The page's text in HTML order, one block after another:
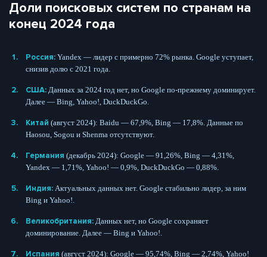
Доли поисковых систем по странам на
конец 2024 года
Россия: Yandex — лидер с примерно 72% рынка. Google уступает,
снизив долю с 2021 года.
США: Данных за 2024 год нет, но Google по-прежнему доминирует.
Далее — Bing, Yahoo!, DuckDuckGo.
Китай (август 2024): Baidu — 67,9%, Bing — 17,8%. Данные по
Haosou, Sogou и Shenma отсутствуют.
Германия (декабрь 2024): Google — 91,26%, Bing — 4,31%,
Yandex — 1,71%, Yahoo! — 0,9%, DuckDuckGo — 0,88%.
Индия: Актуальных данных нет. Google стабильно лидер, за ним
Bing и Yahoo!.
Великобритания: Данных нет, но Google сохраняет
доминирование. Далее — Bing и Yahoo!.
Испания (август 2024): Google — 95,74%, Bing — 2,74%, Yahoo!